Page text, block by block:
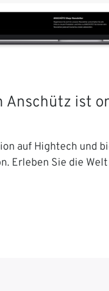
Anschütz ist
auf Hightech und
Erleben Sie die